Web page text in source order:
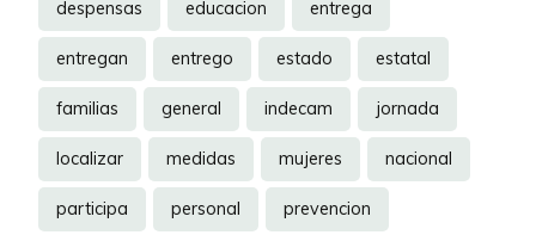
despensas educacion entrega
entregan entrego estado estatal
familias general indecam jornada
localizar medidas mujeres nacional
participa personal prevencion